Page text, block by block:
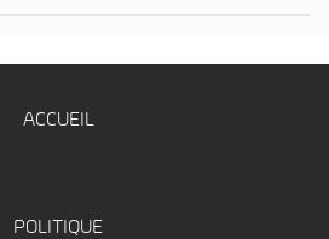
ACCUEIL
POLITIQUE